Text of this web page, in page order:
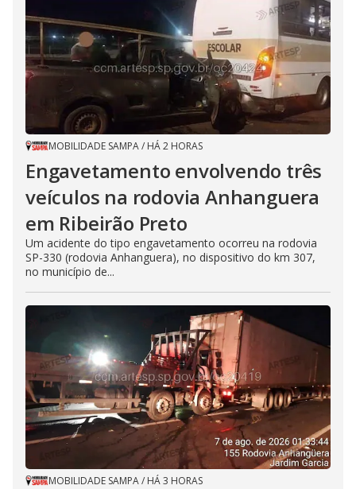
MOBILIDADE SAMPA/ HÁ 2 HORAS
Engavetamento envolvendo três
veículos na rodovia Anhanguera
em Ribeirão Preto
Um acidente do tipo engavetamento ocorreu na rodovia
SP-330 (rodovia Anhanguera), no dispositivo do km 307,
no município de...
MOBILIDADE SAMPA/ HÁ 3 HORAS